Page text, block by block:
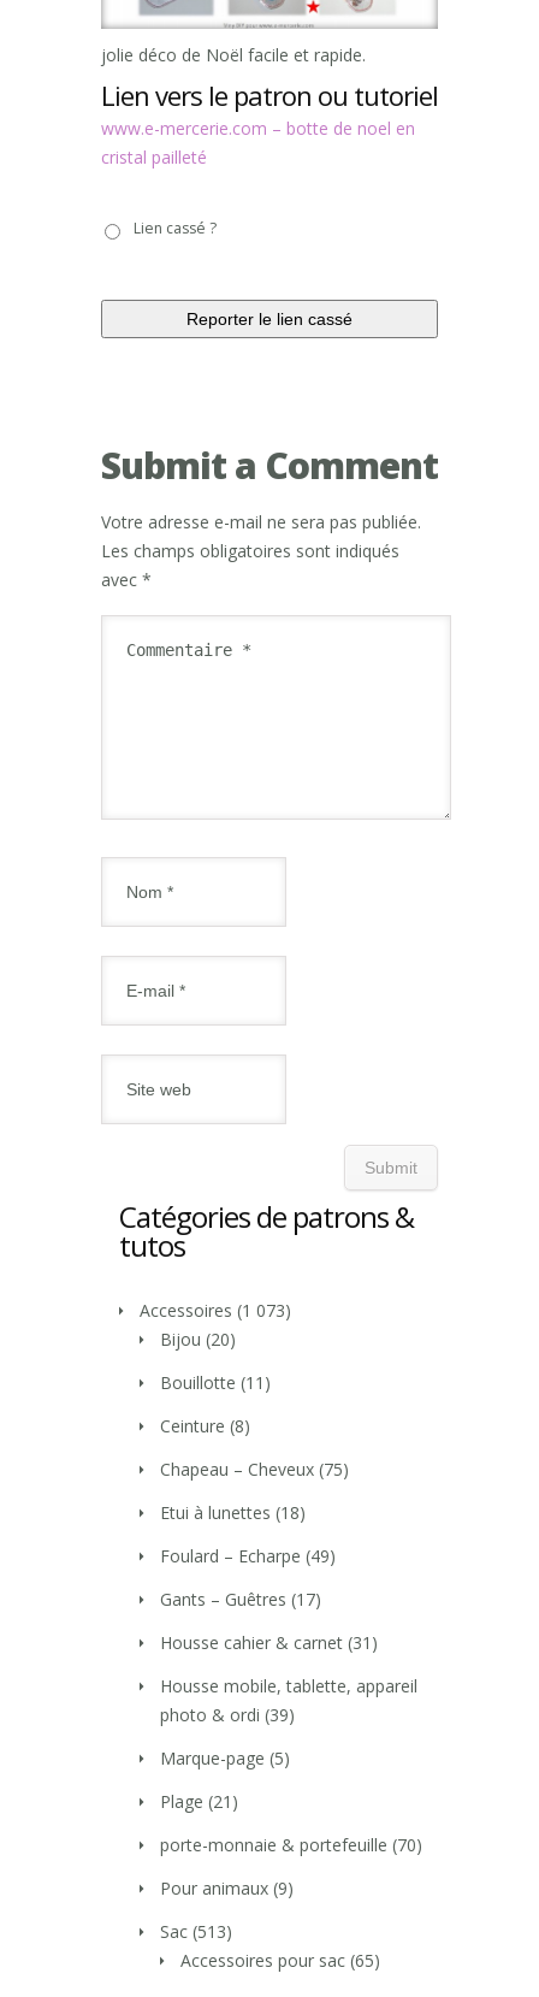
jolie déco de Noël facile et rapide.
Lien vers le patron ou tutoriel
www.e-mercerie.com – botte de noel en
cristal pailleté
casséLien cassé ?
Submit a Comment
Votre adresse e-mail ne sera pas publiée.
Les champs obligatoires sont indiqués
avec *
Catégories de patrons &
tutos
Accessoires (1 073)
Bijou (20)
Bouillotte (11)
Ceinture (8)
Chapeau – Cheveux (75)
Etui à lunettes (18)
Foulard – Echarpe (49)
Gants – Guêtres (17)
Housse cahier & carnet (31)
Housse mobile, tablette, appareil
photo & ordi (39)
Marque-page (5)
Plage (21)
porte-monnaie & portefeuille (70)
Pour animaux (9)
Sac (513)
Accessoires pour sac (65)